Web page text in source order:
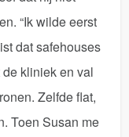
“Ik wilde eerst
dat safehouses
kliniek en val
Zelfde flat,
Toen Susan me